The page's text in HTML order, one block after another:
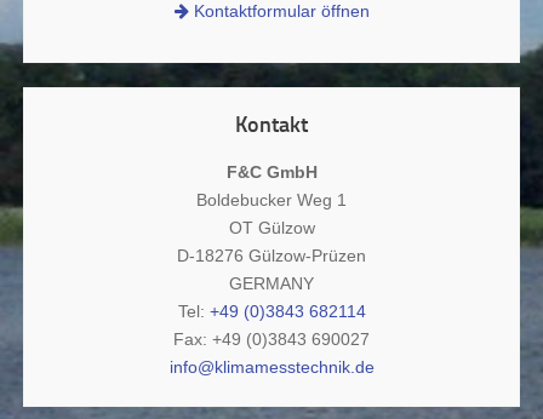
Kontaktformular öffnen
Kontakt
F&C GmbH
Boldebucker Weg 1
OT Gülzow
D-18276 Gülzow-Prüzen
GERMANY
Tel: +49 (0)3843 682114
Fax: +49 (0)3843 690027
info@klimamesstechnik.de